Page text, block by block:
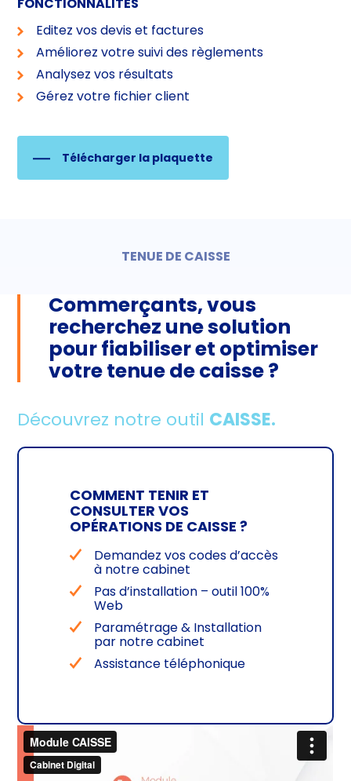
Editez vos devis et factures
Améliorez votre suivi des règlements
Analysez vos résultats
Gérez votre fichier client
Télécharger la plaquette
TENUE DE CAISSE
Commerçants, vous
recherchez une solution
pour fiabiliser et optimiser
votre tenue de caisse ?
Découvrez notre outil CAISSE.
COMMENT TENIR ET
CONSULTER VOS
OPÉRATIONS DE CAISSE ?
Demandez vos codes d’accès
à notre cabinet
Pas d’installation – outil 100%
Web
Paramétrage & Installation
par notre cabinet
Assistance téléphonique